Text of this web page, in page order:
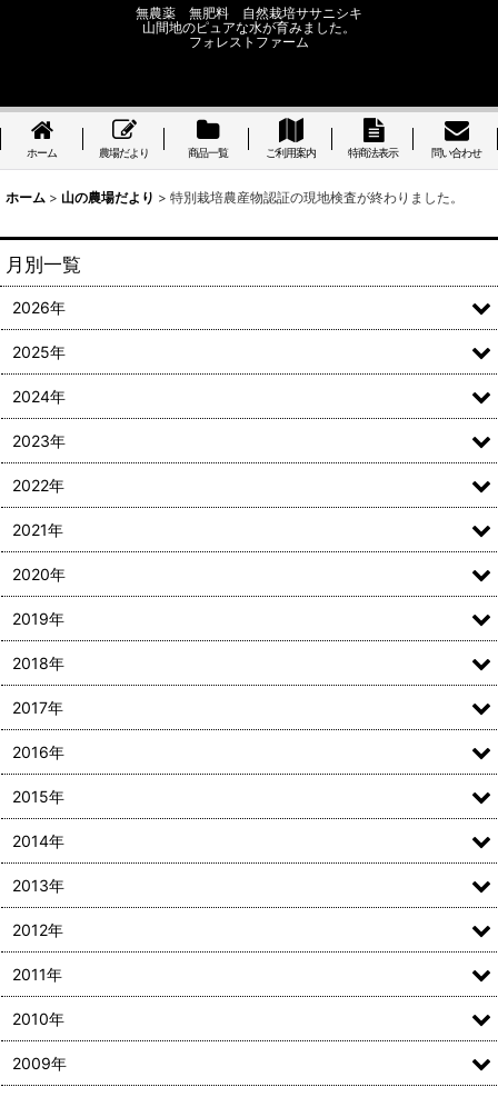
無農薬 無肥料 自然栽培ササニシキ
山間地のピュアな水が育みました。
フォレストファーム
ホーム 農場だより 商品一覧 ご利用案内 特商法表示 問い合わせ
ホーム > 山の農場だより > 特別栽培農産物認証の現地検査が終わりました。
月別一覧
2026年
2025年
2024年
2023年
2022年
2021年
2020年
2019年
2018年
2017年
2016年
2015年
2014年
2013年
2012年
2011年
2010年
2009年